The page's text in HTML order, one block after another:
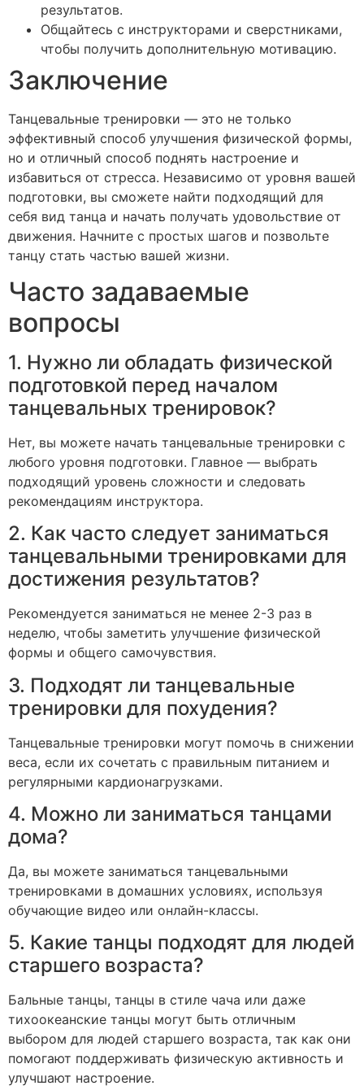
результатов.
Общайтесь с инструкторами и сверстниками,
чтобы получить дополнительную мотивацию.
Заключение
Танцевальные тренировки — это не только
эффективный способ улучшения физической формы,
но и отличный способ поднять настроение и
избавиться от стресса. Независимо от уровня вашей
подготовки, вы сможете найти подходящий для
себя вид танца и начать получать удовольствие от
движения. Начните с простых шагов и позвольте
танцу стать частью вашей жизни.
Часто задаваемые
вопросы
1. Нужно ли обладать физической
подготовкой перед началом
танцевальных тренировок?
Нет, вы можете начать танцевальные тренировки с
любого уровня подготовки. Главное — выбрать
подходящий уровень сложности и следовать
рекомендациям инструктора.
2. Как часто следует заниматься
танцевальными тренировками для
достижения результатов?
Рекомендуется заниматься не менее 2-3 раз в
неделю, чтобы заметить улучшение физической
формы и общего самочувствия.
3. Подходят ли танцевальные
тренировки для похудения?
Танцевальные тренировки могут помочь в снижении
веса, если их сочетать с правильным питанием и
регулярными кардионагрузками.
4. Можно ли заниматься танцами
дома?
Да, вы можете заниматься танцевальными
тренировками в домашних условиях, используя
обучающие видео или онлайн-классы.
5. Какие танцы подходят для людей
старшего возраста?
Бальные танцы, танцы в стиле чача или даже
тихоокеанские танцы могут быть отличным
выбором для людей старшего возраста, так как они
помогают поддерживать физическую активность и
улучшают настроение.